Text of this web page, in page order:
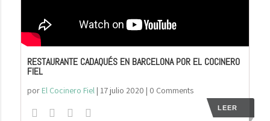
RESTAURANTE CADAQUÉS EN BARCELONA POR EL COCINERO
FIEL
por El Cocinero Fiel| 17 julio 2020 | 0 Comments
LEER